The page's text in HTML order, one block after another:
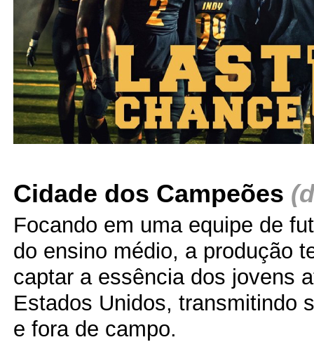
Cidade dos Campeões
Focando em uma equipe de
do ensino médio, a produção
captar a essência dos jovens
Estados Unidos, transmitindo
e fora de campo.